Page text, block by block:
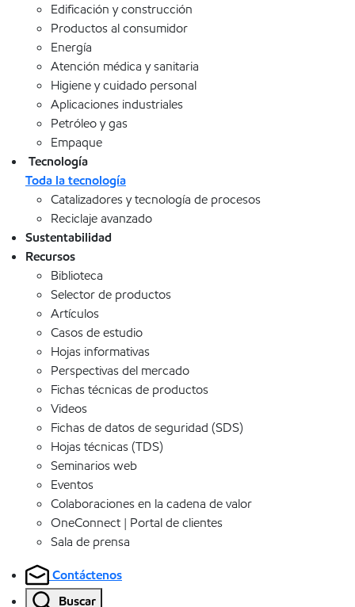
Edificación y construcción
Productos al consumidor
Energía
Atención médica y sanitaria
Higiene y cuidado personal
Aplicaciones industriales
Petróleo y gas
Empaque
Tecnología
Toda la tecnología
Catalizadores y tecnología de procesos
Reciclaje avanzado
Sustentabilidad
Recursos
Biblioteca
Selector de productos
Artículos
Casos de estudio
Hojas informativas
Perspectivas del mercado
Fichas técnicas de productos
Videos
Fichas de datos de seguridad (SDS)
Hojas técnicas (TDS)
Seminarios web
Eventos
Colaboraciones en la cadena de valor
OneConnect | Portal de clientes
Sala de prensa
Contáctenos
Buscar